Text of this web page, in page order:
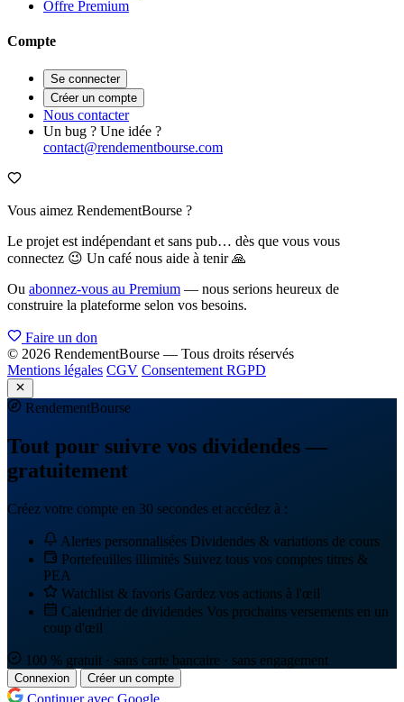
Offre Premium
Compte
Se connecter
Créer un compte
Nous contacter
Un bug ? Une idée ?
contact@rendementbourse.com
Vous aimez RendementBourse ?
Le projet est indépendant et sans pub… dès que vous vous
connectez 😉 Un café nous aide à tenir 🙏
Ou abonnez-vous au Premium — nous serions heureux de
construire la plateforme selon vos besoins.
Faire un don
© 2026 RendementBourse — Tous droits réservés
Mentions légales CGV Consentement RGPD
RendementBourse
Tout pour suivre vos dividendes —
gratuitement
Créez votre compte en 30 secondes et accédez à :
Alertes personnalisées Dividendes & variations de cours
Portefeuilles illimités Suivez tous vos comptes titres &
PEA
Watchlist & favoris Gardez vos actions à l'œil
Calendrier de dividendes Vos prochains versements en un
coup d'œil
100 % gratuit · sans carte bancaire · sans engagement
Connexion Créer un compte
Continuer avec Google